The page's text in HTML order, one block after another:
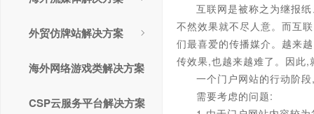
外贸仿牌站解决方案
海外网络游戏类解决方案
CSP云服务平台解决方案
互联网是被称之为继报
不然效果就不尽人意。而互
们最喜爱的传播媒介。越来
传效果,也越来越难了。因此
一个门户网站的行动阶
需要考虑的问题: